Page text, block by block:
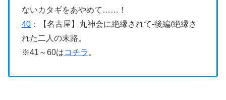
ないカタギをあやめて……！
40 ：【名古屋】丸神会に絶縁されて-後編/絶縁さ
れた二人の末路。
※41～60はコチラ 。